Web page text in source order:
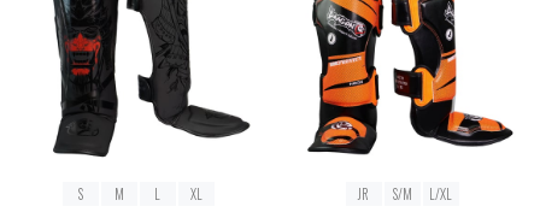
S M L XL JR S/M L/XL